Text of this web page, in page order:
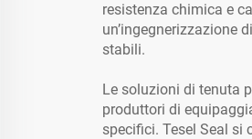
resistenza chimica e
un’ingegnerizzazione
stabili.
Le soluzioni di tenuta
produttori di
specifici. Tesel Seal